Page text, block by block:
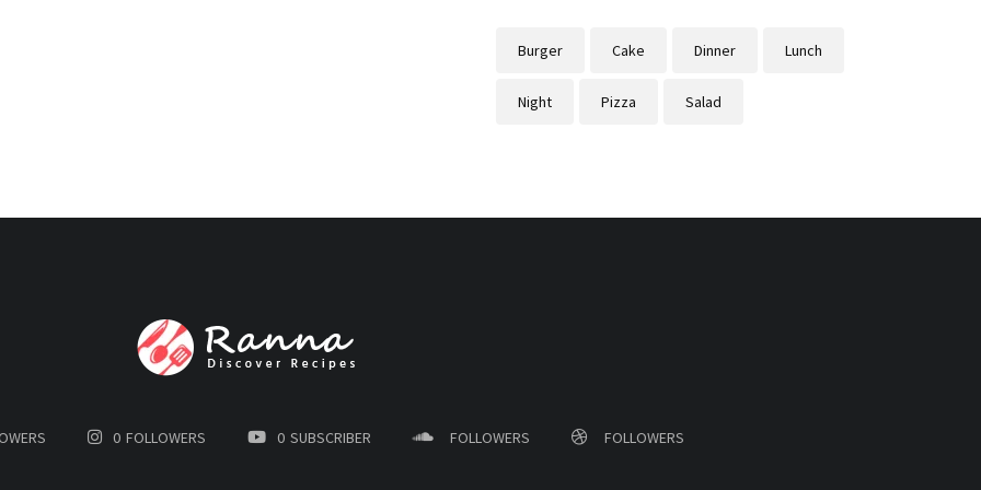
Burger Cake Dinner Lunch
Night Pizza Salad
0 FOLLOWERS 0 SUBSCRIBER FOLLOWERS FOLLOWERS